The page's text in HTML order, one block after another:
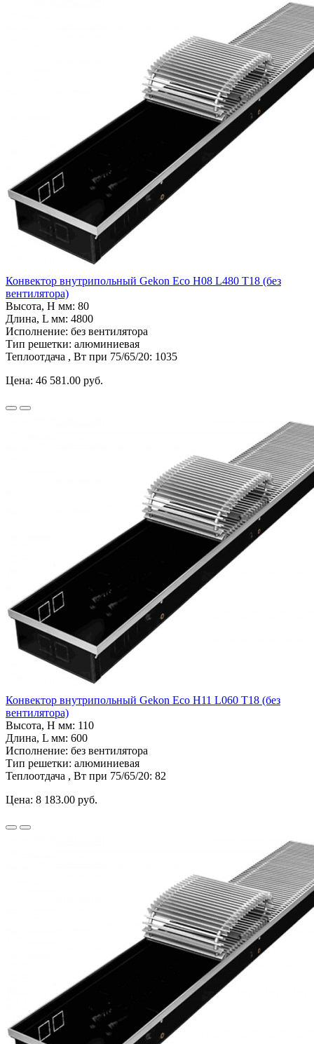
Конвектор внутрипольный Gekon Eco H08 L480 T18 (без
вентилятора)
Высота, H мм: 80
Длина, L мм: 4800
Исполнение: без вентилятора
Тип решетки: алюминиевая
Теплоотдача , Вт при 75/65/20: 1035
Цена: 46 581.00 руб.
Конвектор внутрипольный Gekon Eco H11 L060 T18 (без
вентилятора)
Высота, H мм: 110
Длина, L мм: 600
Исполнение: без вентилятора
Тип решетки: алюминиевая
Теплоотдача , Вт при 75/65/20: 82
Цена: 8 183.00 руб.